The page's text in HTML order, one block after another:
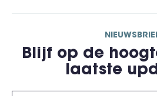
Blijf op de
laatste